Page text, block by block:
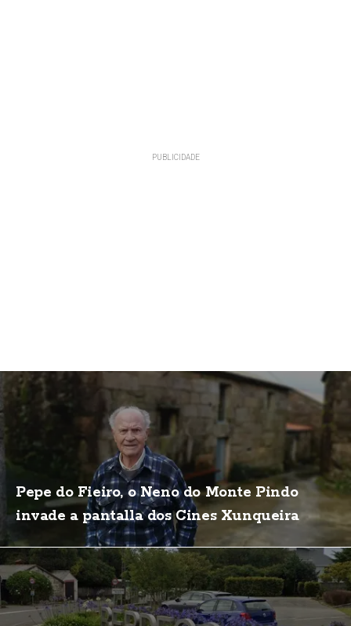
Pepe do Fieiro, o Neno do Monte Pindo
invade a pantalla dos Cines Xunqueira